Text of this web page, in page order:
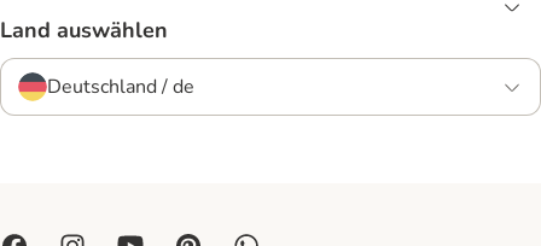
Land auswählen
Deutschland / de